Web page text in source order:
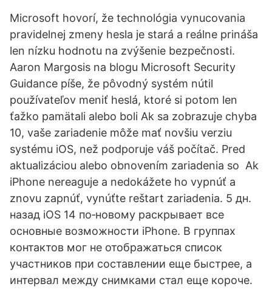
Microsoft hovorí, že technológia vynucovania
pravidelnej zmeny hesla je stará a reálne prináša
len nízku hodnotu na zvýšenie bezpečnosti.
Aaron Margosis na blogu Microsoft Security
Guidance píše, že pôvodný systém nútil
používateľov meniť heslá, ktoré si potom len
ťažko pamätali alebo boli Ak sa zobrazuje chyba
10, vaše zariadenie môže mať novšiu verziu
systému iOS, než podporuje váš počítač. Pred
aktualizáciou alebo obnovením zariadenia so Ak
iPhone nereaguje a nedokážete ho vypnúť a
znovu zapnúť, vynúťte reštart zariadenia. 5 дн.
назад iOS 14 по‑новому раскрывает все
основные возможности iPhone. В группах
контактов мог не отображаться список
участников при составлении еще быстрее, а
интервал между снимками стал еще короче.